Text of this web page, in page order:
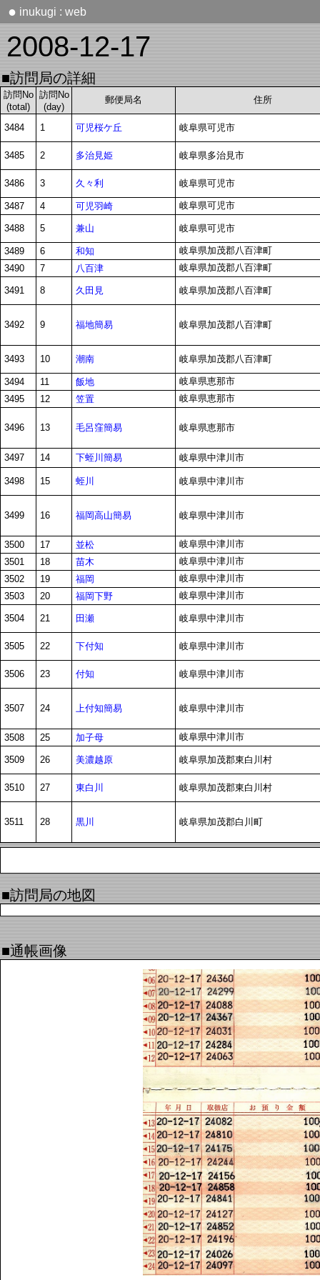
● inukugi : web
2008-12-17
■訪問局の詳細
訪問No
(total)
訪問No
(day)
郵便局名 住所
3484 1 可児桜ケ丘 岐阜県可児市
3485 2 多治見姫 岐阜県多治見市
3486 3 久々利 岐阜県可児市
3487 4 可児羽崎 岐阜県可児市
3488 5 兼山 岐阜県可児市
3489 6 和知
岐阜県加茂郡八百津町
3490
7 八百津 岐阜県加茂郡八百津町
3491 8 久田見 岐阜県加茂郡八百津町
3492 9 福地簡易 岐阜県加茂郡八百津町
3493 10 潮南 岐阜県加茂郡八百津町
3494 11 飯地
岐阜県恵那市
3495
12 笠置 岐阜県恵那市
3496 13 毛呂窪簡易 岐阜県恵那市
3497 14 下蛭川簡易 岐阜県中津川市
3498 15 蛭川 岐阜県中津川市
3499 16 福岡高山簡易 岐阜県中津川市
3500 17 並松
岐阜県中津川市
3501
18 苗木
岐阜県中津川市
3502
19 福岡
岐阜県中津川市
3503
20 福岡下野 岐阜県中津川市
3504 21 田瀬 岐阜県中津川市
3505 22 下付知 岐阜県中津川市
3506 23 付知 岐阜県中津川市
3507 24 上付知簡易 岐阜県中津川市
3508 25 加子母 岐阜県中津川市
3509 26 美濃越原 岐阜県加茂郡東白川村
3510 27 東白川 岐阜県加茂郡東白川村
3511 28 黒川 岐阜県加茂郡白川町
■訪問局の地図
■通帳画像